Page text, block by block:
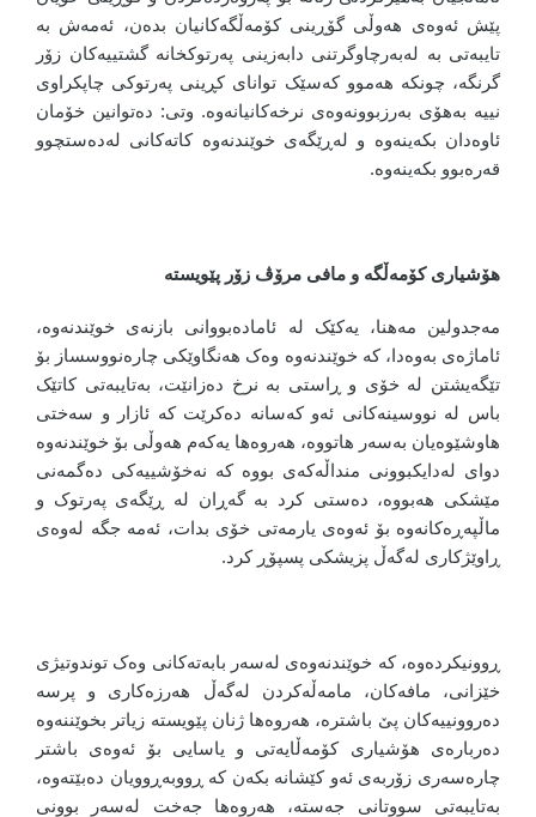
پێش ئەوەی هەوڵی گۆڕینی کۆمەڵگەکانیان بدەن، ئەمەش بە
تایبەتی بە لەبەرچاوگرتنی دابەزینی پەرتوکخانە گشتییەکان زۆر
گرنگە، چونکە هەموو کەسێک توانای کڕینی پەرتوکی چاپکراوی
نییە بەهۆی بەرزبوونەوەی نرخەکانیانەوە. وتی: دەتوانین خۆمان
ئاوەدان بکەینەوە و لەڕێگەی خوێندنەوە کاتەکانی لەدەستچوو
قەرەبوو بکەینەوە.
هۆشیاری کۆمەڵگە و مافی مرۆڤ زۆر پێویستە
مەجدولین مەهنا، یەکێک لە ئامادەبووانی بازنەی خوێندنەوە،
ئاماژەی بەوەدا، کە خوێندنەوە وەک هەنگاوێکی چارەنووسساز بۆ
تێگەیشتن لە خۆی و ڕاستی بە نرخ دەزانێت، بەتایبەتی کاتێک
باس لە نووسینەکانی ئەو کەسانە دەکرێت کە ئازار و سەختی
هاوشێوەیان بەسەر هاتووە، هەروەها یەکەم هەوڵی بۆ خوێندنەوە
دوای لەدایکبوونی منداڵەکەی بووە کە نەخۆشییەکی دەگمەنی
مێشکی هەبووە، دەستی کرد بە گەڕان لە ڕێگەی پەرتوک و
ماڵپەڕەکانەوە بۆ ئەوەی یارمەتی خۆی بدات، ئەمە جگە لەوەی
ڕاوێژکاری لەگەڵ پزیشکی پسپۆڕ کرد.
ڕوونیکردەوە، کە خوێندنەوەی لەسەر بابەتەکانی وەک توندوتیژی
خێزانی، مافەکان، مامەڵەکردن لەگەڵ هەرزەکاری و پرسە
دەروونییەکان پێ باشترە، هەروەها ژنان پێویستە زیاتر بخوێننەوە
دەربارەی هۆشیاری کۆمەڵایەتی و یاسایی بۆ ئەوەی باشتر
چارەسەری زۆربەی ئەو کێشانە بکەن کە ڕووبەڕوویان دەبێتەوە،
بەتایبەتی سووتانی جەستە، هەروەها جەخت لەسەر بوونی